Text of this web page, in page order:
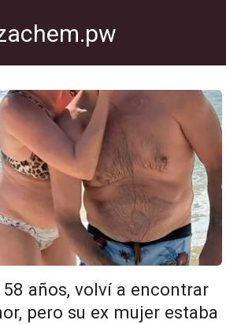
años, volví a encontrar
pero su ex mujer estaba